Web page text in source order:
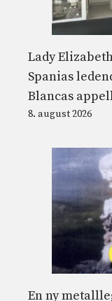
Lady
Spanias
Blancas
8. august 2026
En ny